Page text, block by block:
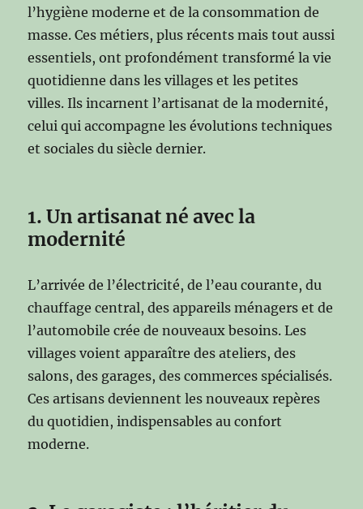
l’hygiène moderne et de la consommation de
masse. Ces métiers, plus récents mais tout aussi
essentiels, ont profondément transformé la vie
quotidienne dans les villages et les petites
villes. Ils incarnent l’artisanat de la modernité,
celui qui accompagne les évolutions techniques
et sociales du siècle dernier.
1. Un artisanat né avec la
modernité
L’arrivée de l’électricité, de l’eau courante, du
chauffage central, des appareils ménagers et de
l’automobile crée de nouveaux besoins. Les
villages voient apparaître des ateliers, des
salons, des garages, des commerces spécialisés.
Ces artisans deviennent les nouveaux repères
du quotidien, indispensables au confort
moderne.